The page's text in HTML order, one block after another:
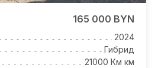
165 000 BYN
2024
Гибрид
21000 Км км